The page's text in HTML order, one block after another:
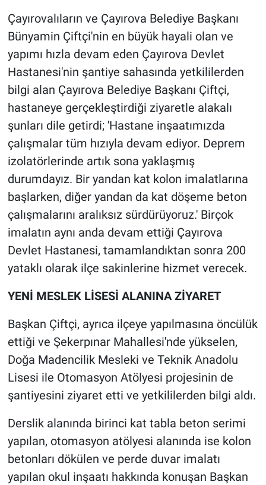
Çayırovalıların ve Çayırova Belediye Başkanı
Bünyamin Çiftçi'nin en büyük hayali olan ve
yapımı hızla devam eden Çayırova Devlet
Hastanesi'nin şantiye sahasında yetkililerden
bilgi alan Çayırova Belediye Başkanı Çiftçi,
hastaneye gerçekleştirdiği ziyaretle alakalı
şunları dile getirdi; 'Hastane inşaatımızda
çalışmalar tüm hızıyla devam ediyor. Deprem
izolatörlerinde artık sona yaklaşmış
durumdayız. Bir yandan kat kolon imalatlarına
başlarken, diğer yandan da kat döşeme beton
çalışmalarını aralıksız sürdürüyoruz.' Birçok
imalatın aynı anda devam ettiği Çayırova
Devlet Hastanesi, tamamlandıktan sonra 200
yataklı olarak ilçe sakinlerine hizmet verecek.
YENİ MESLEK LİSESİ ALANINA ZİYARET
Başkan Çiftçi, ayrıca ilçeye yapılmasına öncülük
ettiği ve Şekerpınar Mahallesi'nde yükselen,
Doğa Madencilik Mesleki ve Teknik Anadolu
Lisesi ile Otomasyon Atölyesi projesinin de
şantiyesini ziyaret etti ve yetkililerden bilgi aldı.
Derslik alanında birinci kat tabla beton serimi
yapılan, otomasyon atölyesi alanında ise kolon
betonları dökülen ve perde duvar imalatı
yapılan okul inşaatı hakkında konuşan Başkan